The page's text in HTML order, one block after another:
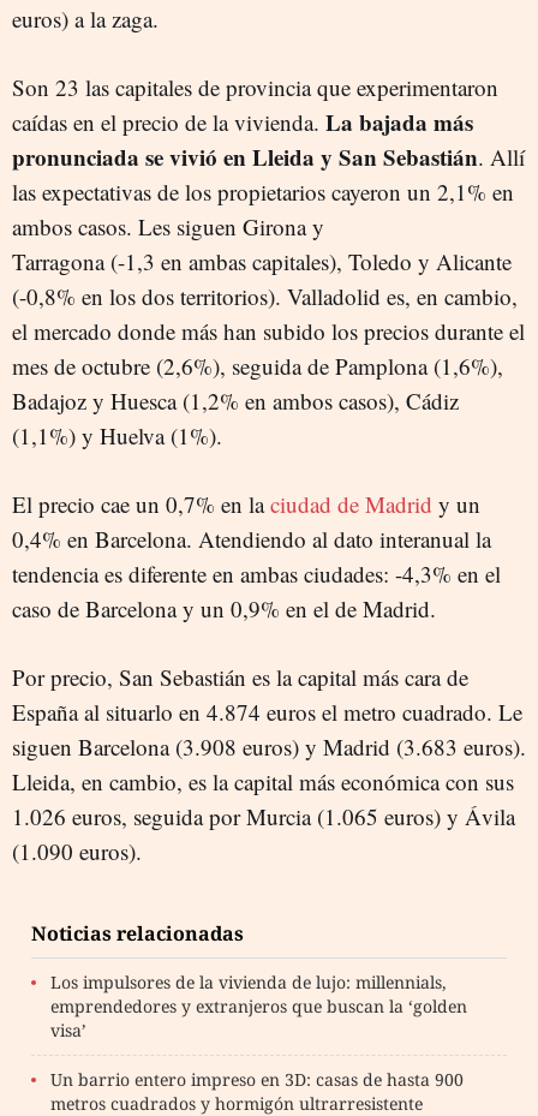
euros) a la zaga.
Son 23 las capitales de provincia que experimentaron
caídas en el precio de la vivienda. La bajada más
pronunciada se vivió en Lleida y San Sebastián. Allí
las expectativas de los propietarios cayeron un 2,1% en
ambos casos. Les siguen Girona y
Tarragona (-1,3 en ambas capitales), Toledo y Alicante
(-0,8% en los dos territorios). Valladolid es, en cambio,
el mercado donde más han subido los precios durante el
mes de octubre (2,6%), seguida de Pamplona (1,6%),
Badajoz y Huesca (1,2% en ambos casos), Cádiz
(1,1%) y Huelva (1%).
El precio cae un 0,7% en laciudad de Madrid y un
0,4% en Barcelona. Atendiendo al dato interanual la
tendencia es diferente en ambas ciudades: -4,3% en el
caso de Barcelona y un 0,9% en el de Madrid.
Por precio, San Sebastián es la capital más cara de
España al situarlo en 4.874 euros el metro cuadrado. Le
siguen Barcelona (3.908 euros) y Madrid (3.683 euros).
Lleida, en cambio, es la capital más económica con sus
1.026 euros, seguida por Murcia (1.065 euros) y Ávila
(1.090 euros).
Noticias relacionadas
Los impulsores de la vivienda de lujo: millennials,
emprendedores y extranjeros que buscan la ‘golden
visa’
Un barrio entero impreso en 3D: casas de hasta 900
metros cuadrados y hormigón ultrarresistente